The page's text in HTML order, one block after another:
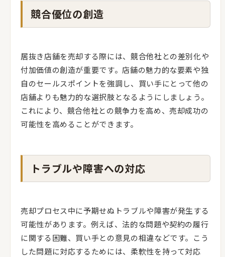
競合優位の創造
居抜き店舗を売却する際には、競合他社との差別化や
付加価値の創造が重要です。店舗の魅力的な要素や独
自のセールスポイントを強調し、買い手にとって他の
店舗よりも魅力的な選択肢となるようにしましょう。
これにより、競合他社との競争力を高め、売却成功の
可能性を高めることができます。
トラブルや障害への対応
売却プロセス中に予期せぬトラブルや障害が発生する
可能性があります。例えば、法的な問題や契約の履行
に関する困難、買い手との意見の相違などです。こう
した問題に対応するためには、柔軟性を持って対応